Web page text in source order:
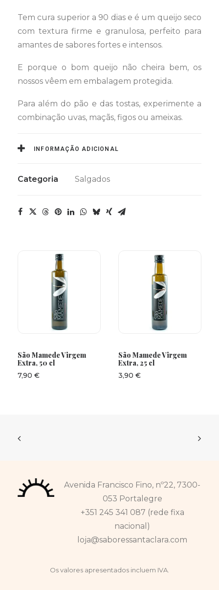
Curado,
100
g
Tem cura superior a 90 dias e é um queijo seco
com textura firme e granulosa, perfeito para
amantes de sabores fortes e intensos.
E porque o bom queijo não cheira bem, os
nossos vêem em embalagem protegida.
Para além do pão e das tostas, experimente a
combinação uvas, maçãs, figos ou ameixas.
INFORMAÇÃO ADICIONAL
Categoria Salgados
São Mamede Virgem
Extra, 50 cl
7,90 €
São Mamede Virgem
Extra, 25 cl
3,90 €
Avenida Francisco Fino, nº22, 7300-
053 Portalegre
+351 245 341 087 (rede fixa
nacional)
loja@saboressantaclara.com
Os valores apresentados incluem IVA.